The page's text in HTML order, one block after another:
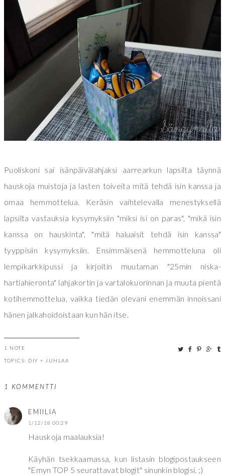
Puoliskoni sai isänpäivälahjaksi aarrearkun lapsilta täynnä
hauskoja muistoja ja lasten toiveita mitä tehdä isin kanssa ja
omaa hemmottelua. Keräsin vaihtelevalla menestyksellä
lapsilta vastauksia kysymyksiin "miksi isi on paras", "mikä isin
kanssa on hauskinta", "mitä haluaisit tehdä isin kanssa"
tyyppisiin kysymyksiin. Ensimmäisenä hemmotteluna oli
lempikarkkipussi ja kirjoitin muutaman "25min niska-
hartiahieronta" lahjakortin ja vartalokuorinnan ja muuta pientä
kotihemmottelua, vaikka tiedän olevani enemmän innoissani
hänen jalkahoidoistaan kun hän itse.
1 NOTE
TOPICS: DIY + JUHLAA
1 KOMMENTTI
EMIILIA
1/12/18 00:29
Hauskoja maalauksia!
Käyhän tsekkaamassa, kun listasin blogipostaukseen
"Emyn TOP 5 seurattavat blogit" sinunkin blogisi. ;)